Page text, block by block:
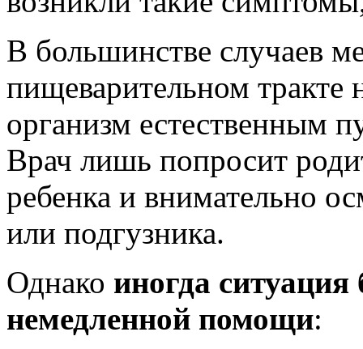
В большинстве случаев
пищеварительном
организм естественным
Врач лишь попросит
ребенка и внимательно
или подгузника.
Однако иногда ситуация
немедленной помощи: